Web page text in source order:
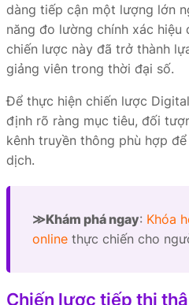
dàng tiếp cận một lượng lớn
năng đo lường chính xác hiệu
chiến lược này đã trở thành
giảng viên trong thời đại số.
Để thực hiện chiến lược
định rõ ràng mục tiêu, đối
kênh truyền thông phù hợp
dịch.
≫Khám phá ngay: Khóa
online thực chiến cho
Chiến lược tiếp thị